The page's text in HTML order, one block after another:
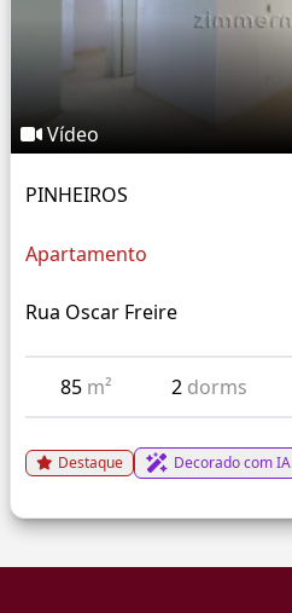
Vídeo
PINHEIROS
Apartamento
Rua Oscar Freire
85 m² 2 dorms
Destaque Decorado com IA